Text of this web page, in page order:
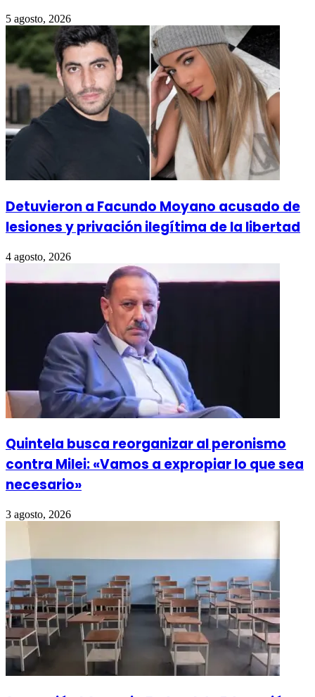
5 agosto, 2026
Detuvieron a Facundo Moyano acusado de
lesiones y privación ilegítima de la libertad
4 agosto, 2026
Quintela busca reorganizar al peronismo
contra Milei: «Vamos a expropiar lo que sea
necesario»
3 agosto, 2026